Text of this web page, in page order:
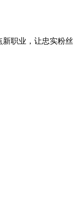
职业，让忠实粉丝